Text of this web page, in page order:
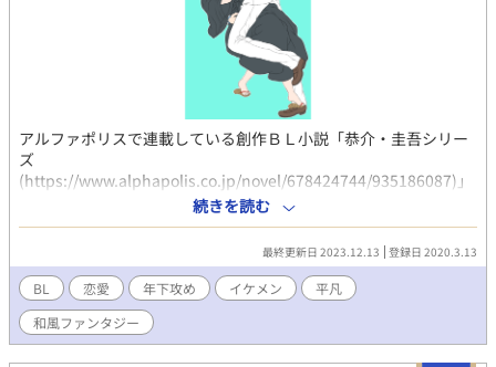
アルファポリスで連載している創作ＢＬ小説「恭介・圭吾シリー
ズ
(https://www.alphapolis.co.jp/novel/678424744/935186087)」
のキャラ説明や漫画ログです。デジタル練習中のため、アナロ
グ、デジタルごちゃまぜです。苦手な方お気を付けください。
続きを読む
最終更新日 2023.12.13 登録日 2020.3.13
BL 恋愛 年下攻め イケメン
平凡
和風ファンタジー